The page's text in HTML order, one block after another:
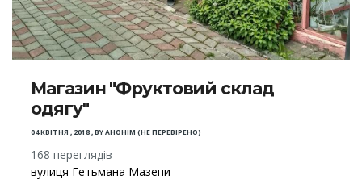
Магазин "Фруктовий склад
одягу"
04 КВІТНЯ , 2018,BYАНОНІМ (НЕ ПЕРЕВІРЕНО)
168 переглядів
вулиця Гетьмана Мазепи